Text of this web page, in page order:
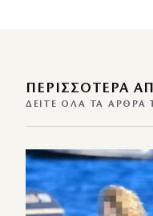
ΠΕΡΙΣΣΌΤΕΡΑ
ΔΕΊΤΕ ΌΛΑ ΤΑ ΆΡΘΡΑ